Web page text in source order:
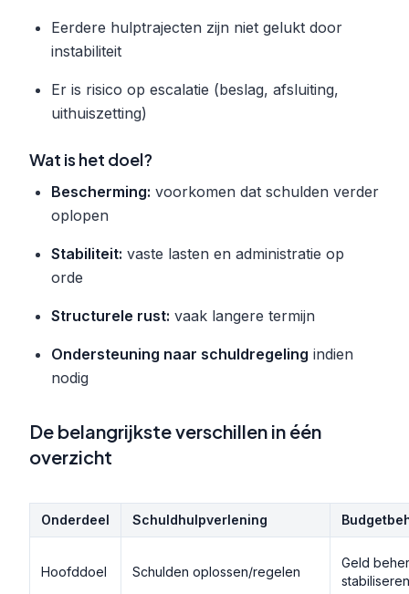
Eerdere hulptrajecten zijn niet gelukt door
instabiliteit
Er is risico op escalatie (beslag, afsluiting,
uithuiszetting)
Wat is het doel?
Bescherming: voorkomen dat schulden verder
oplopen
Stabiliteit: vaste lasten en administratie op
orde
Structurele rust: vaak langere termijn
Ondersteuning naar schuldregeling indien
nodig
De belangrijkste verschillen in één
overzicht
Onderdeel Schuldhulpverlening
Hoofddoel Schulden oplossen/regelen
Geld
stabiliseren